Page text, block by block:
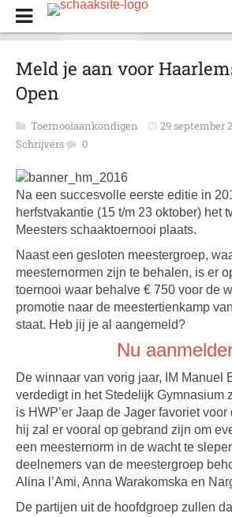
Meld je aan voor
Open
Toernooiaankondigen 29 september
Schrijvers
0
Na een succesvolle eerste editie in
herfstvakantie (15 t/m 23 oktober) het
Meesters schaaktoernooi plaats.
Naast een gesloten meestergroep,
meesternormen zijn te behalen, is er
toernooi waar behalve € 750 voor de
promotie naar de meestertienkamp
staat. Heb jij je al aangemeld?
Nu
De winnaar van vorig jaar, IM Manuel
verdedigt in het Stedelijk Gymnasium
is HWP’er Jaap de Jager favoriet
hij zal er vooral op gebrand zijn om
een meesternorm in de wacht te
deelnemers van de meestergroep
Alina l’Ami, Anna Warakomska en
De partijen uit de hoofdgroep zullen